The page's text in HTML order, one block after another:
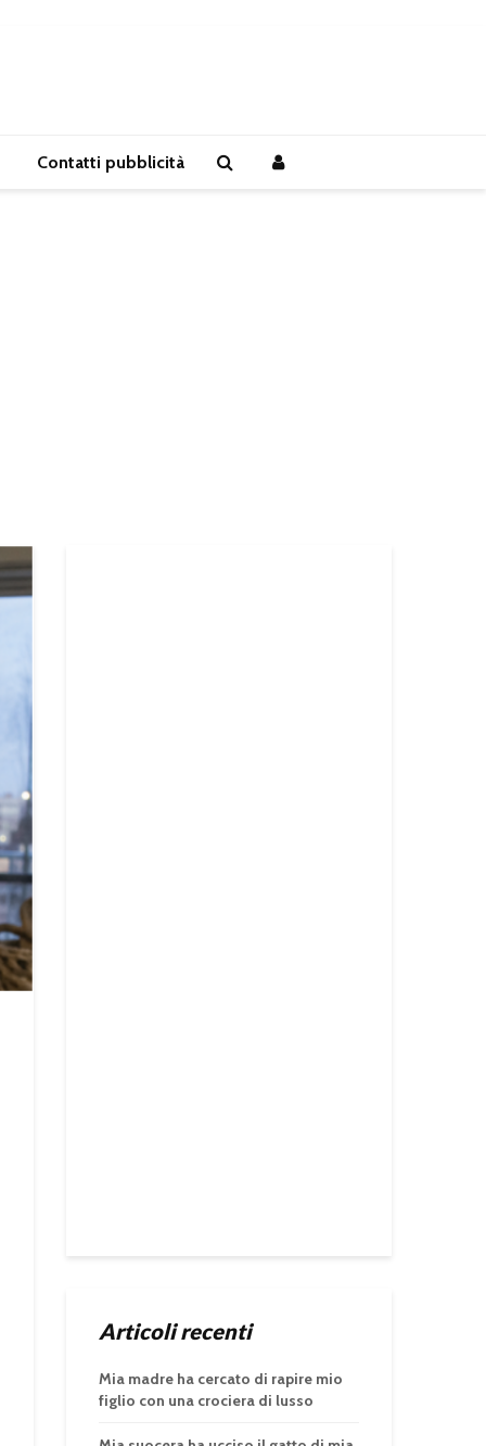
Contatti pubblicità
Articoli recenti
Mia madre ha cercato di rapire mio
figlio con una crociera di lusso